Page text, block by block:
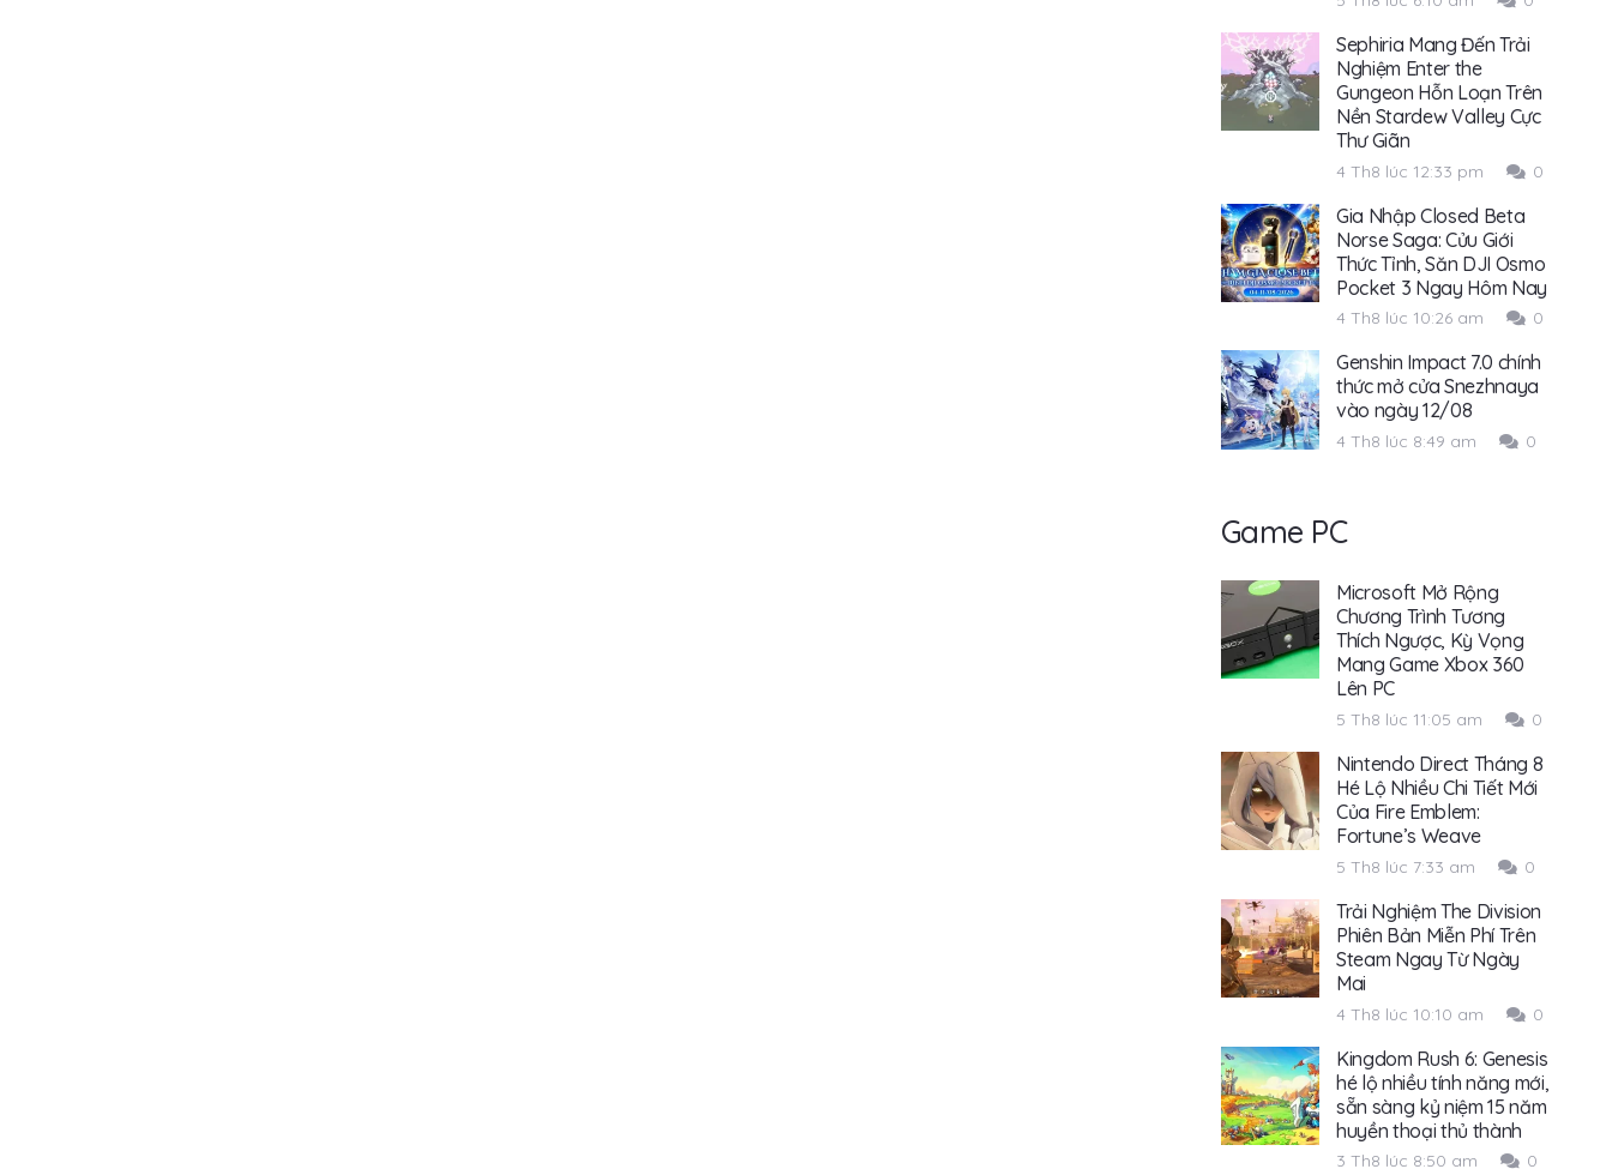
Sephiria Mang Đến Trải
Nghiệm Enter the
Gungeon Hỗn Loạn Trên
Nền Stardew Valley Cực
Thư Giãn
4 Th8 lúc 12:33 pm 0
Gia Nhập Closed Beta
Norse Saga: Cửu Giới
Thức Tỉnh, Săn DJI Osmo
Pocket 3 Ngay Hôm Nay
4 Th8 lúc 10:26 am 0
Genshin Impact 7.0 chính
thức mở cửa Snezhnaya
vào ngày 12/08
4 Th8 lúc 8:49 am 0
Game PC
Microsoft Mở Rộng
Chương Trình Tương
Thích Ngược, Kỳ Vọng
Mang Game Xbox 360
Lên PC
5 Th8 lúc 11:05 am 0
Nintendo Direct Tháng 8
Hé Lộ Nhiều Chi Tiết Mới
Của Fire Emblem:
Fortune’s Weave
5 Th8 lúc 7:33 am 0
Trải Nghiệm The Division
Phiên Bản Miễn Phí Trên
Steam Ngay Từ Ngày
Mai
4 Th8 lúc 10:10 am 0
Kingdom Rush 6: Genesis
hé lộ nhiều tính năng mới,
sẵn sàng kỷ niệm 15 năm
huyền thoại thủ thành
3 Th8 lúc 8:50 am 0